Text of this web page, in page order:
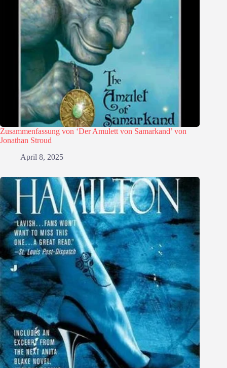
Zusammenfassung von ‘Der Amulett von Samarkand’ von
Jonathan Stroud
April 8, 2025